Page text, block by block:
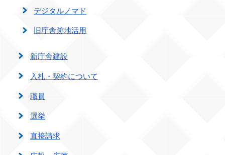
デジタルノマド
旧庁舎跡地活用
新庁舎建設
入札・契約について
職員
選挙
直接請求